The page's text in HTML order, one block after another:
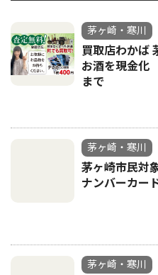
茅ヶ崎・寒川
買取店わかば
お酒を現金化
まで
茅ヶ崎・寒川
茅ヶ崎市民対
ナンバーカー
茅ヶ崎・寒川